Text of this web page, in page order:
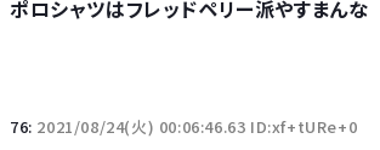
ポロシャツはフレッドペリー派やすまんな
76: 2021/08/24(火) 00:06:46.63 ID:xf+tURe+0